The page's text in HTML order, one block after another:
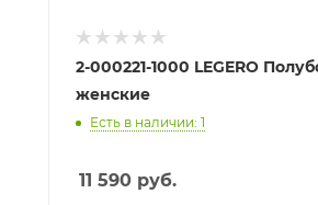
2-000221-1000 LEGERO
женские
Есть в наличии: 1
11 590 руб.